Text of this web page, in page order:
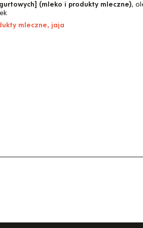
(mleko i produkty mleczne),
mleczne, jaja